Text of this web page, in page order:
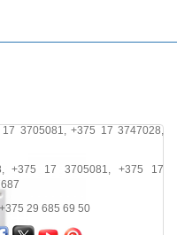
3705081, +375 17 3747028,
+375 17 3705081, +375 17
29 685 69 50